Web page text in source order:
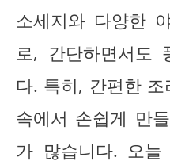
소세지와 다양한
로, 간단하면서도
다. 특히, 간편한
속에서 손쉽게 만
가 많습니다. 오늘